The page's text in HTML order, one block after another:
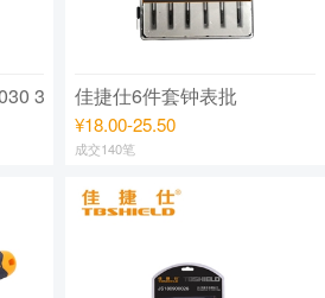
金指数佳捷仕 JS18090030 30件套精密螺丝刀组套
佳捷仕6件套钟表批
¥18.00-25.50
成交140笔